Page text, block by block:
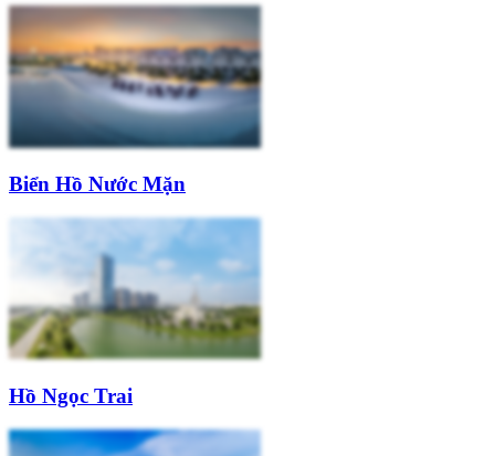
Biển Hồ Nước Mặn
Hồ Ngọc Trai